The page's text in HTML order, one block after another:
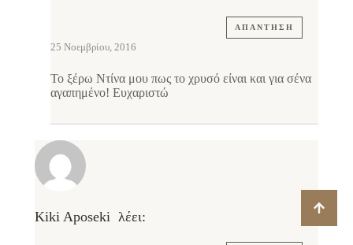
ΑΠΆΝΤΗΣΗ
25 Νοεμβρίου, 2016
Το ξέρω Ντίνα μου πως το χρυσό είναι και για σένα
αγαπημένο! Ευχαριστώ
Kiki Aposeki λέει: